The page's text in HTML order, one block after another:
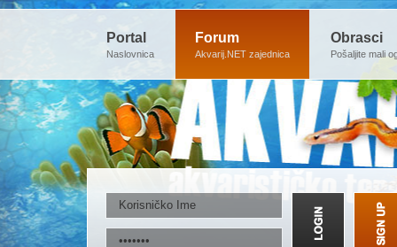
Portal
Naslovnica
Forum
Akvarij.NET zajednica
Obrasci
Pošaljite mali